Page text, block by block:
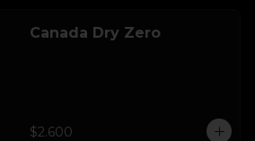
Canada Dry Zero
$2.600